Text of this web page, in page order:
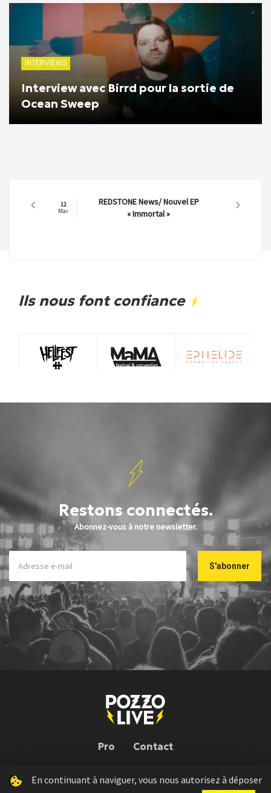
INTERVIEWS
Interview avec Birrd pour la sortie de
Ocean Sweep
12
Mar
REDSTONE News/ Nouvel EP
« Immortal »
Ils nous font confiance
Restons connectés.
Abonnez-vous à notre newsletter.
Pro Contact
Pozzo Live © 2026 | Conception : Pozzo Team, avec l'aide deBloop
En continuant à naviguer, vous nous autorisez à déposer